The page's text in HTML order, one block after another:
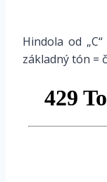
Hindola od
základný tón =